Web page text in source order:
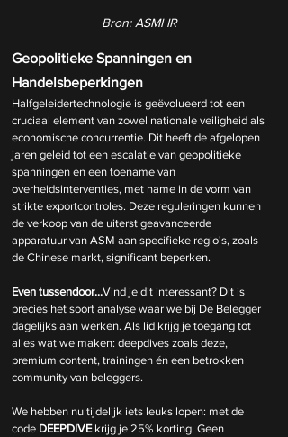
Bron: ASMI IR
Geopolitieke Spanningen en
Handelsbeperkingen
Halfgeleidertechnologie is geëvolueerd tot een
cruciaal element van zowel nationale veiligheid als
economische concurrentie. Dit heeft de afgelopen
jaren geleid tot een escalatie van geopolitieke
spanningen en een toename van
overheidsinterventies, met name in de vorm van
strikte exportcontroles. Deze reguleringen kunnen
de verkoop van de uiterst geavanceerde
apparatuur van ASM aan specifieke regio's, zoals
de Chinese markt, significant beperken.
Even tussendoor...Vind je dit interessant? Dit is
precies het soort analyse waar we bij De Belegger
dagelijks aan werken. Als lid krijg je toegang tot
alles wat we maken: deepdives zoals deze,
premium content, trainingen én een betrokken
community van beleggers.
We hebben nu tijdelijk iets leuks lopen: met de
code DEEPDIVE krijg je 25% korting. Geen